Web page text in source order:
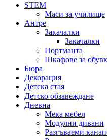
STEM
Маси за училище
Антре
Закачалки
Закачалки
Портманта
Шкафове за
Бюра
Декорация
Детска стая
Детско обзавеждане
Дневна
Мека мебел
Модулни дивани
Разгъваеми